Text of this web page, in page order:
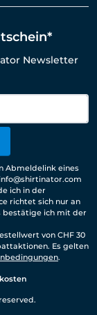
Newsletter
Abmeldelink eines
ich in der
richtet sich nur an
bestätige ich mit der
von CHF 30
Es gelten
.